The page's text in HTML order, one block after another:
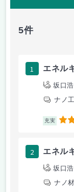
5件
1 エネル
坂口
ナノ
充実 3.5
2 エネル
坂口
ナノ